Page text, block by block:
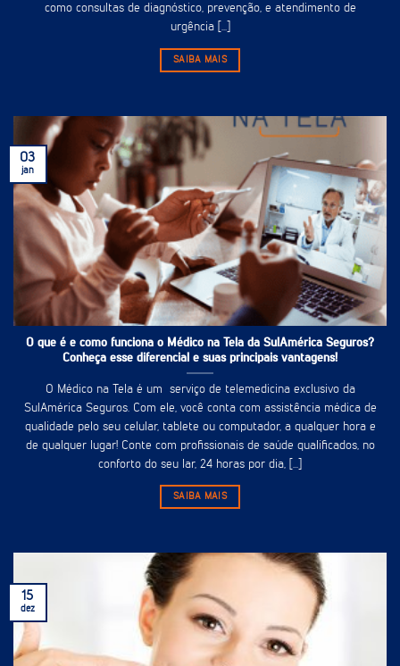
como consultas de diagnóstico, prevenção, e atendimento de
urgência [...]
SAIBA MAIS
O que é e como funciona o Médico na Tela da SulAmérica Seguros?
Conheça esse diferencial e suas principais vantagens!
O Médico na Tela é um serviço de telemedicina exclusivo da
SulAmérica Seguros. Com ele, você conta com assistência médica de
qualidade pelo seu celular, tablete ou computador, a qualquer hora e
de qualquer lugar! Conte com profissionais de saúde qualificados, no
conforto do seu lar, 24 horas por dia, [...]
SAIBA MAIS
03
jan
15
dez